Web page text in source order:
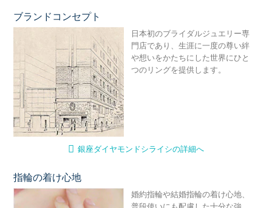
ブランドコンセプト
日本初のブライダルジュエリー専
門店であり、生涯に一度の尊い絆
や想いをかたちにした世界にひと
つのリングを提供します。
銀座ダイヤモンドシライシの詳細へ
指輪の着け心地
婚約指輪や結婚指輪の着け心地、